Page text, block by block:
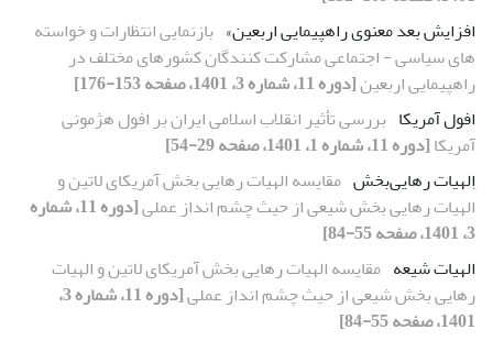
افزایش بعد معنوی راهپیمایی اربعین» بازنمایی انتظارات و خواسته‏
های سیاسی - اجتماعی مشارکت کنندگان کشورهای مختلف در
راهپیمایی اربعین[دوره 11، شماره 3، 1401، صفحه 153-176]
افول آمریکا بررسی تأثیر انقلاب اسلامی ایران بر افول هژمونی
آمریکا[دوره 11، شماره 1، 1401، صفحه 29-54]
اِلهیات رهایی‌بخش مقایسه الهیات رهایی بخش آمریکای لاتین و
الهیات رهایی بخش شیعی از حیث چشم انداز عملی
[دوره 11، شماره
3، 1401، صفحه 55-84]
الهیات شیعه مقایسه الهیات رهایی بخش آمریکای لاتین و الهیات
رهایی بخش شیعی از حیث چشم انداز عملی
[دوره 11، شماره 3،
1401، صفحه 55-84]